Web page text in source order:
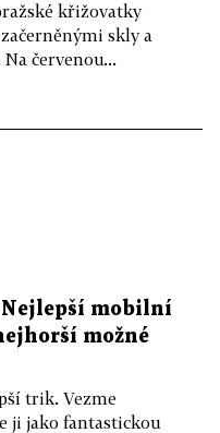
křižovatky
skly a
červenou...
mobilní
možné
trik. Vezme
ji jako fantastickou